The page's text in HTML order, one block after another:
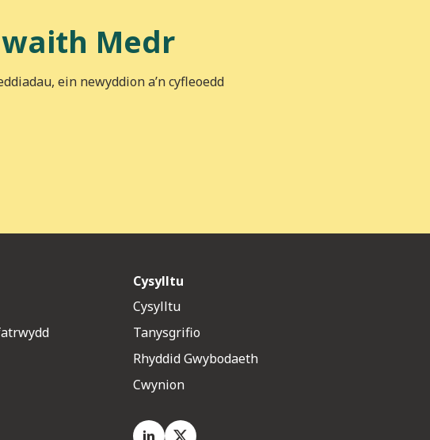
Medr
ein newyddion a’n cyfleoedd
Cysylltu
Cysylltu
Tanysgrifio
Rhyddid Gwybodaeth
Cwynion
LinkedIn
X.com